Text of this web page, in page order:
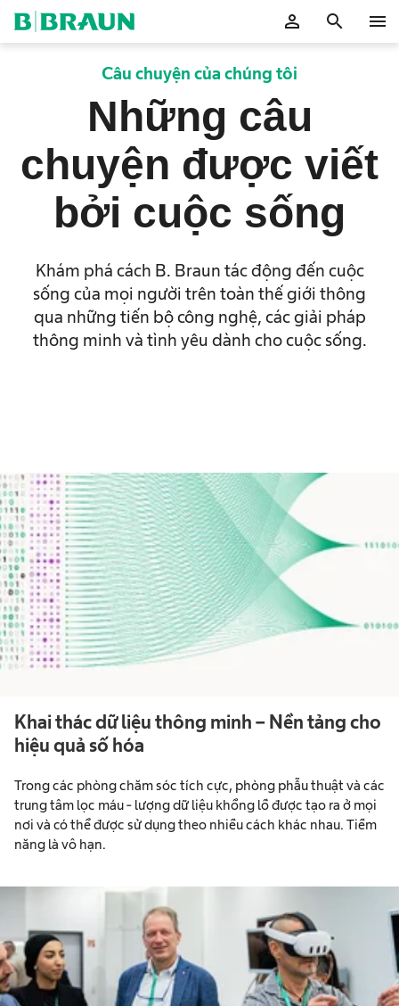
person search menu
Câu chuyện của chúng tôi
Những câu
chuyện được viết
bởi cuộc sống
Khám phá cách B. Braun tác động đến cuộc
sống của mọi người trên toàn thế giới thông
qua những tiến bộ công nghệ, các giải pháp
thông minh và tình yêu dành cho cuộc sống.
Khai thác dữ liệu thông minh – Nền tảng cho
hiệu quả số hóa
Trong các phòng chăm sóc tích cực, phòng phẫu thuật và các
trung tâm lọc máu - lượng dữ liệu khổng lồ được tạo ra ở mọi
nơi và có thể được sử dụng theo nhiều cách khác nhau. Tiềm
năng là vô hạn.